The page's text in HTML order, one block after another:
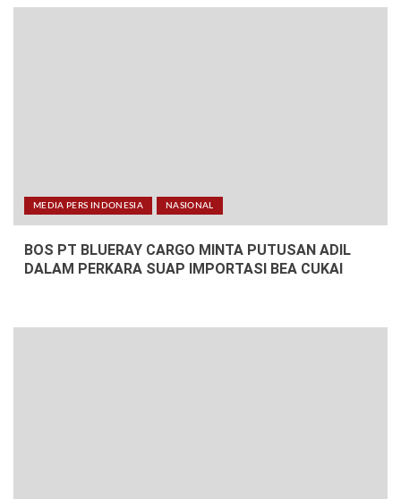
MEDIA PERS INDONESIA NASIONAL
BOS PT BLUERAY CARGO MINTA PUTUSAN ADIL
DALAM PERKARA SUAP IMPORTASI BEA CUKAI